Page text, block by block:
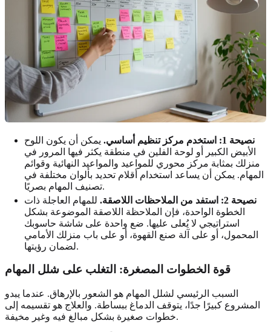
نصيحة 1: استخدم مركز تنظيم أساسي.
يمكن أن يكون اللوح
الأبيض الكبير أو لوحة الفلين في منطقة يكثر فيها المرور في
منزلك بمثابة مركز محوري للمواعيد والمواعيد النهائية وقوائم
المهام. يمكن أن يساعد استخدام أقلام تحديد بألوان مختلفة في
تصنيف المهام بصريًا.
نصيحة 2: استفد من الملاحظات اللاصقة.
للمهام العاجلة ذات
الخطوة الواحدة، فإن الملاحظة اللاصقة الموضوعة بشكل
استراتيجي لا يُعلى عليها. ضع واحدة على شاشة حاسوبك
المحمول، أو على آلة صنع القهوة، أو على باب منزلك الأمامي
لضمان رؤيتها.
قوة الخطوات المصغرة: التغلب على شلل المهام
السبب الرئيسي لشلل المهام هو الشعور بالإرهاق. عندما يبدو
المشروع كبيرًا جدًا، يتوقف الدماغ ببساطة. والعلاج هو تقسيمه إلى
خطوات صغيرة بشكل مبالغ فيه وغير مخيفة.